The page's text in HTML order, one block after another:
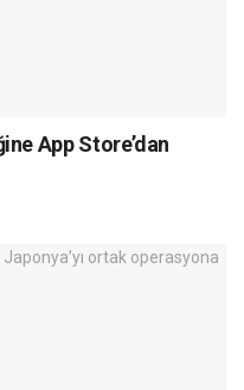
App Store’dan